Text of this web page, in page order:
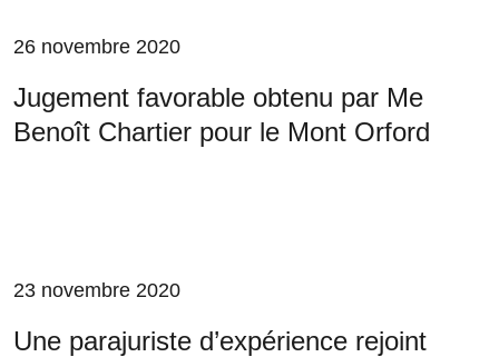
26 novembre 2020
Jugement favorable obtenu par Me
Benoît Chartier pour le Mont Orford
23 novembre 2020
Une parajuriste d’expérience rejoint